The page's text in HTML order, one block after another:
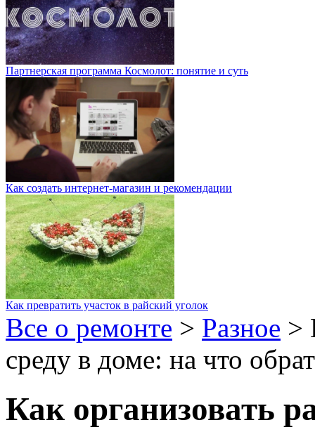
Партнерская программа Космолот: понятие и суть
Как создать интернет-магазин и рекомендации
Как превратить участок в райский уголок
Все о ремонте > Разное >
среду в доме: на что
Как организовать